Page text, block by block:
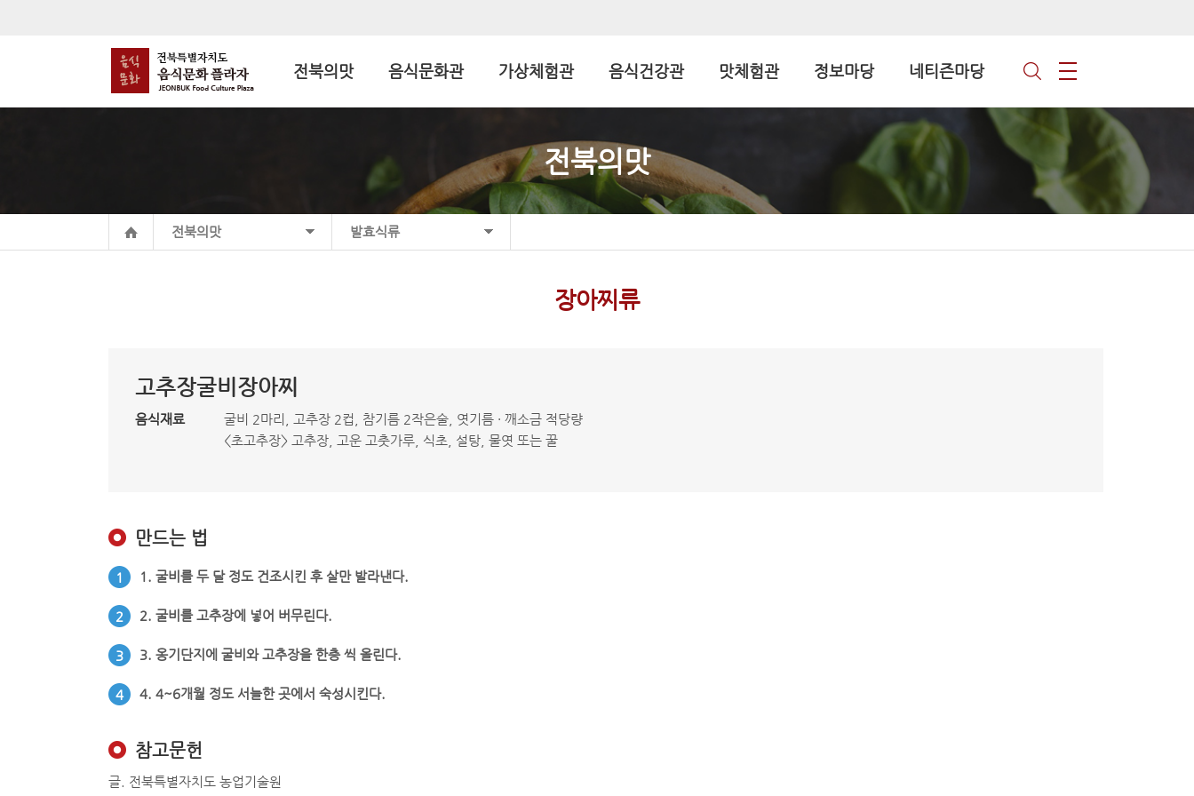
전북의맛 음식문화관 가상체험관 음식건강관 맛체험관 정보마당 네티즌마당
전북의맛
전북의맛 발효식류
장아찌류
고추장굴비장아찌
음식재료
굴비 2마리, 고추장 2컵, 참기름 2작은술, 엿기름 · 깨소금 적당량
<초고추장> 고추장, 고운 고춧가루, 식초, 설탕, 물엿 또는 꿀
만드는 법
1 1. 굴비를 두 달 정도 건조시킨 후 살만 발라낸다.
2 2. 굴비를 고추장에 넣어 버무린다.
3 3. 옹기단지에 굴비와 고추장을 한층 씩 올린다.
4 4. 4~6개월 정도 서늘한 곳에서 숙성시킨다.
참고문헌
글. 전북특별자치도 농업기술원